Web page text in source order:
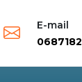
E-mail